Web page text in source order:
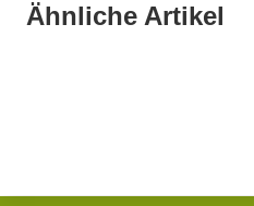
Ähnliche Artikel
18. Juni 2026